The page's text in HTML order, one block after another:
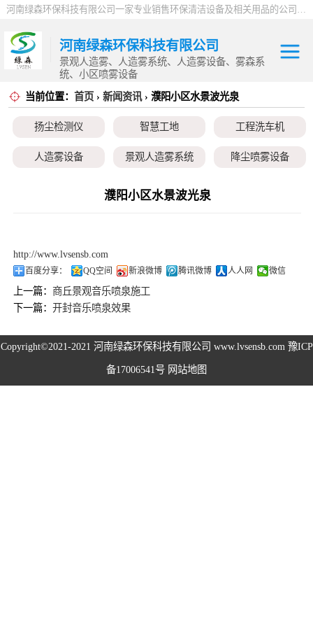
河南绿森环保科技有限公司一家专业销售环保清洁设备及相关用品的公司，产品包括：音乐喷泉、雾森系统、人造雾设备、景观人造雾、人造雾系统、小区喷雾设备、高压喷雾降尘设备、料仓喷雾除尘系统、喷雾降温加湿设备、郑州喷雾消毒设备，等八大系列上百个品种。
河南绿森环保科技有限公司
景观人造雾、人造雾系统、人造雾设备、雾森系
统、小区喷雾设备
当前位置： 首页 › 新闻资讯› 濮阳小区水景波光泉
扬尘检测仪 智慧工地 工程洗车机
人造雾设备 景观人造雾系统 降尘喷雾设备
高空除尘雾桩
濮阳小区水景波光泉
http://www.lvsensb.com
百度分享： QQ空间 新浪微博 腾讯微博 人人网 微信
上一篇：商丘景观音乐喷泉施工
下一篇：开封音乐喷泉效果
Copyright©2021-2021 河南绿森环保科技有限公司 www.lvsensb.com 豫ICP
备17006541号 网站地图
扬尘检测仪
智慧工地
降尘喷雾设备
小区喷雾设备
高空除尘雾桩